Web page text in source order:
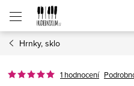
obsah
Hrnky, sklo
1 hodnocení